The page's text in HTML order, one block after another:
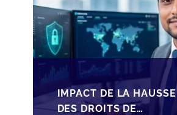
IMPACT DE LA HAUSSE
DES DROITS DE